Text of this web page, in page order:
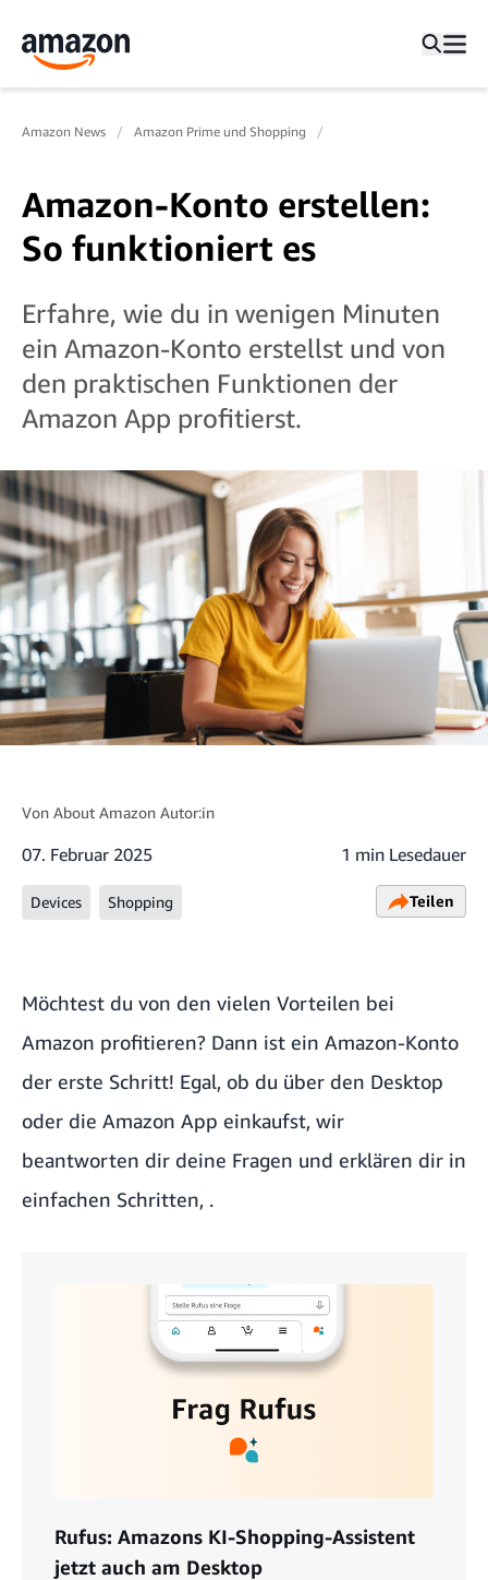
Amazon News Amazon Prime und Shopping
Amazon-Konto erstellen:
So funktioniert es
Erfahre, wie du in wenigen Minuten
ein Amazon-Konto erstellst und von
den praktischen Funktionen der
Amazon App profitierst.
Von About Amazon Autor:in
07. Februar 2025 1 min Lesedauer
Devices Shopping Teilen
Möchtest du von den vielen Vorteilen bei
Amazon profitieren? Dann ist ein Amazon-Konto
der erste Schritt! Egal, ob du über den Desktop
oder die Amazon App einkaufst, wir
beantworten dir deine Fragen und erklären dir in
einfachen Schritten, .
Rufus: Amazons KI-Shopping-Assistent
jetzt auch am Desktop